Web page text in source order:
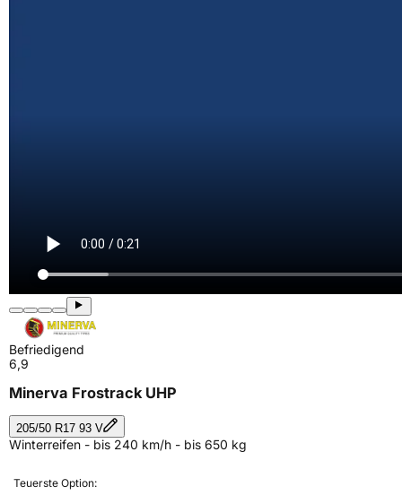
Befriedigend
6,9
Minerva Frostrack UHP
205/50 R17 93 V
Winterreifen - bis 240 km/h - bis 650 kg
Teuerste Option: